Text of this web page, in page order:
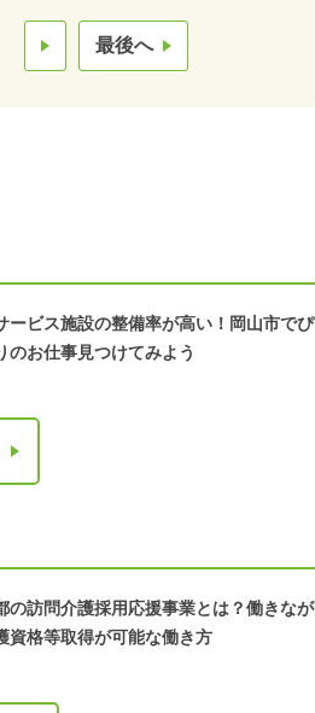
最後へ
ービス施設の整備率が高い！岡山市でぴ
のお仕事見つけてみよう
の訪問介護採用応援事業とは？働きなが
資格等取得が可能な働き方